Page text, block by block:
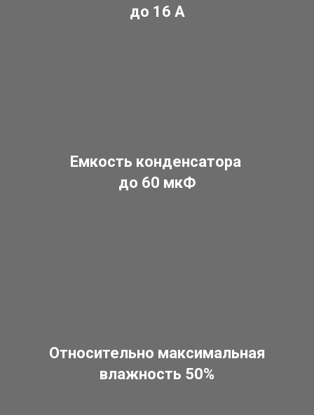
до 16 А
Емкость конденсатора
до 60 мкФ
Относительно максимальная
влажность 50%